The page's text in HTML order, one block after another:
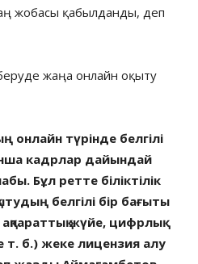
жобасы қабылданды, деп
жаңа онлайн оқыту
онлайн түрінде белгілі
кадрлар дайындай
Бұл ретте біліктілік
белгілі бір бағыты
жүйе, цифрлық
т. б.) жеке лицензия алу